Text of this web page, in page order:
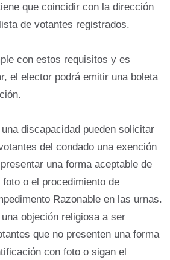
que coincidir con la dirección
de votantes registrados.
con estos requisitos y es
el elector podrá emitir una boleta
discapacidad pueden solicitar
del condado una exención
una forma aceptable de
o el procedimiento de
Razonable en las urnas.
objeción religiosa a ser
que no presenten una forma
con foto o sigan el